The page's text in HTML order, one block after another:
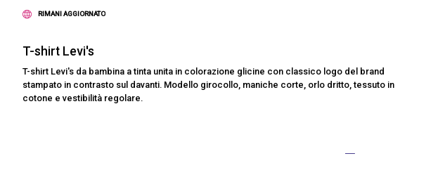
RIMANI AGGIORNATO
T-shirt Levi's
T-shirt Levi's da bambina a tinta unita in colorazione glicine con classico logo del brand
stampato in contrasto sul davanti. Modello girocollo, maniche corte, orlo dritto, tessuto in
cotone e vestibilità regolare.